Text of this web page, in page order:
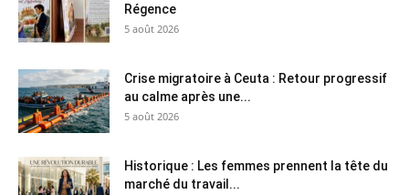
Régence
5 août 2026
Crise migratoire à Ceuta : Retour progressif
au calme après une...
5 août 2026
Historique : Les femmes prennent la tête du
marché du travail...